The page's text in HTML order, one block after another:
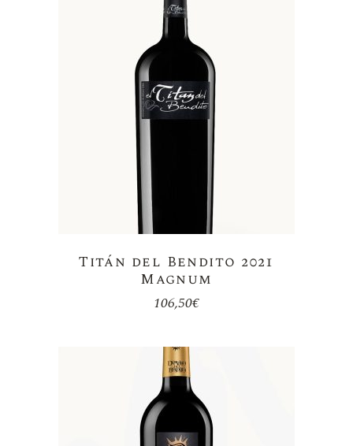
Titán del Bendito 2021
Magnum
106,50€